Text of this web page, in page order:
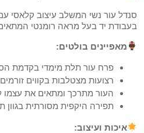
סנדל עור נשי המשלב עיצוב קלאסי
בעבודת יד בעל מראה רומנטי
מאפיינים בולטים:
פרח עור תלת מימדי בקדמת
רצועות מצטלבות בקווים זורמים
העור מתרכך ומתאים את עצמו
תפירה היקפית מסורתית בגוון
איכות ועיצוב: